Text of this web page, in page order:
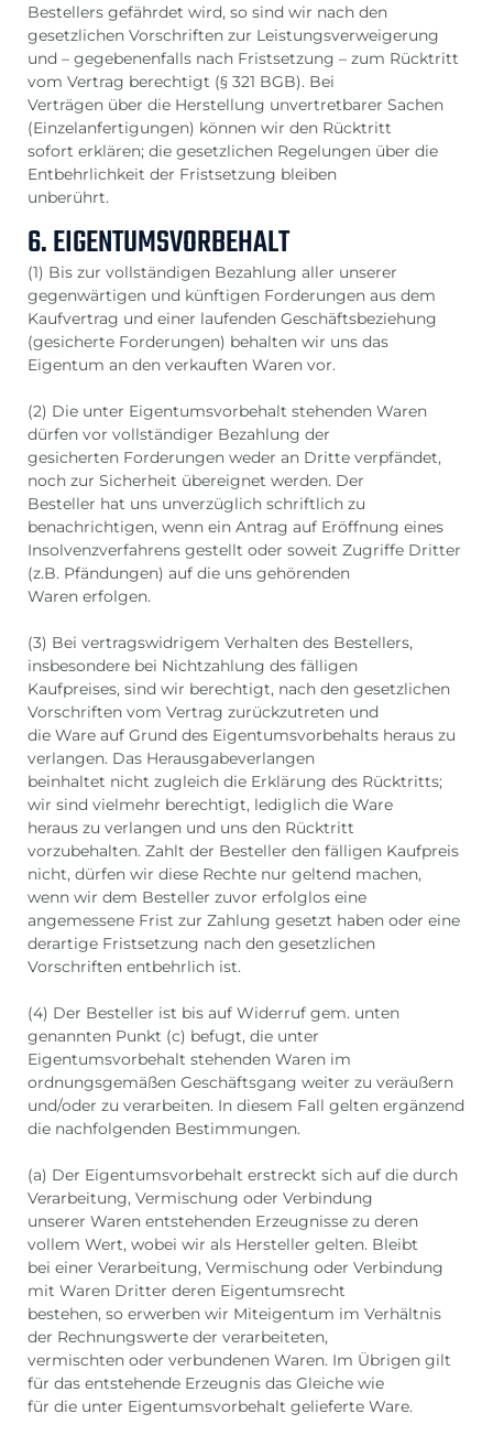
Bestellers gefährdet wird, so sind wir nach den
gesetzlichen Vorschriften zur Leistungsverweigerung
und – gegebenenfalls nach Fristsetzung – zum Rücktritt
vom Vertrag berechtigt (§ 321 BGB). Bei
Verträgen über die Herstellung unvertretbarer Sachen
(Einzelanfertigungen) können wir den Rücktritt
sofort erklären; die gesetzlichen Regelungen über die
Entbehrlichkeit der Fristsetzung bleiben
unberührt.
6. EIGENTUMSVORBEHALT
(1) Bis zur vollständigen Bezahlung aller unserer
gegenwärtigen und künftigen Forderungen aus dem
Kaufvertrag und einer laufenden Geschäftsbeziehung
(gesicherte Forderungen) behalten wir uns das
Eigentum an den verkauften Waren vor.
(2) Die unter Eigentumsvorbehalt stehenden Waren
dürfen vor vollständiger Bezahlung der
gesicherten Forderungen weder an Dritte verpfändet,
noch zur Sicherheit übereignet werden. Der
Besteller hat uns unverzüglich schriftlich zu
benachrichtigen, wenn ein Antrag auf Eröffnung eines
Insolvenzverfahrens gestellt oder soweit Zugriffe Dritter
(z.B. Pfändungen) auf die uns gehörenden
Waren erfolgen.
(3) Bei vertragswidrigem Verhalten des Bestellers,
insbesondere bei Nichtzahlung des fälligen
Kaufpreises, sind wir berechtigt, nach den gesetzlichen
Vorschriften vom Vertrag zurückzutreten und
die Ware auf Grund des Eigentumsvorbehalts heraus zu
verlangen. Das Herausgabeverlangen
beinhaltet nicht zugleich die Erklärung des Rücktritts;
wir sind vielmehr berechtigt, lediglich die Ware
heraus zu verlangen und uns den Rücktritt
vorzubehalten. Zahlt der Besteller den fälligen Kaufpreis
nicht, dürfen wir diese Rechte nur geltend machen,
wenn wir dem Besteller zuvor erfolglos eine
angemessene Frist zur Zahlung gesetzt haben oder eine
derartige Fristsetzung nach den gesetzlichen
Vorschriften entbehrlich ist.
(4) Der Besteller ist bis auf Widerruf gem. unten
genannten Punkt (c) befugt, die unter
Eigentumsvorbehalt stehenden Waren im
ordnungsgemäßen Geschäftsgang weiter zu veräußern
und/oder zu verarbeiten. In diesem Fall gelten ergänzend
die nachfolgenden Bestimmungen.
(a) Der Eigentumsvorbehalt erstreckt sich auf die durch
Verarbeitung, Vermischung oder Verbindung
unserer Waren entstehenden Erzeugnisse zu deren
vollem Wert, wobei wir als Hersteller gelten. Bleibt
bei einer Verarbeitung, Vermischung oder Verbindung
mit Waren Dritter deren Eigentumsrecht
bestehen, so erwerben wir Miteigentum im Verhältnis
der Rechnungswerte der verarbeiteten,
vermischten oder verbundenen Waren. Im Übrigen gilt
für das entstehende Erzeugnis das Gleiche wie
für die unter Eigentumsvorbehalt gelieferte Ware.